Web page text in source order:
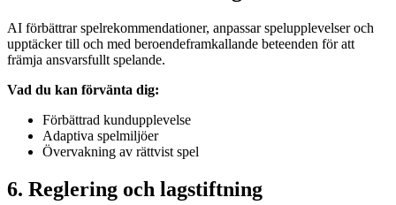
AI förbättrar spelrekommendationer, anpassar spelupplevelser och
upptäcker till och med beroendeframkallande beteenden för att
främja ansvarsfullt spelande.
Vad du kan förvänta dig:
Förbättrad kundupplevelse
Adaptiva spelmiljöer
Övervakning av rättvist spel
6. Reglering och lagstiftning